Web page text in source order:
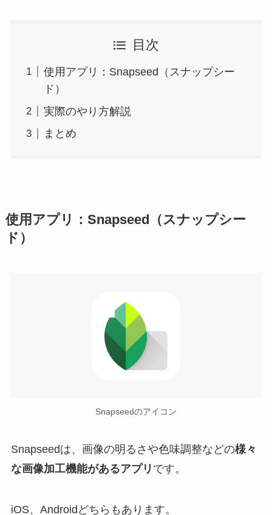
目次
使用アプリ：Snapseed（スナップシー
ド）
実際のやり方解説
まとめ
使用アプリ：Snapseed（スナップシー
ド）
Snapseedのアイコン
Snapseedは、画像の明るさや色味調整などの様々
な画像加工機能があるアプリ です。
iOS、Androidどちらもあります。